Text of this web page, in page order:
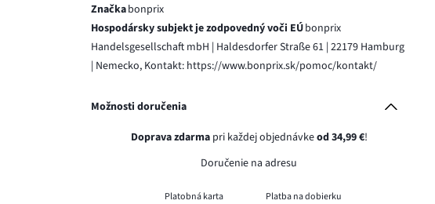
Značkabonprix
Hospodársky subjekt je zodpovedný voči EÚbonprix
Handelsgesellschaft mbH | Haldesdorfer Straße 61 | 22179 Hamburg
| Nemecko, Kontakt: https://www.bonprix.sk/pomoc/kontakt/
Možnosti doručenia
Doprava zdarmapri každej objednávkeod 34,99 €!
Doručenie na adresu
Platobná karta Platba na dobierku